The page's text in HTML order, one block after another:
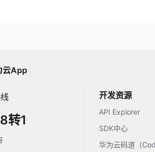
云App
转1
开发资源
API Explorer
SDK中心
华为云码道（